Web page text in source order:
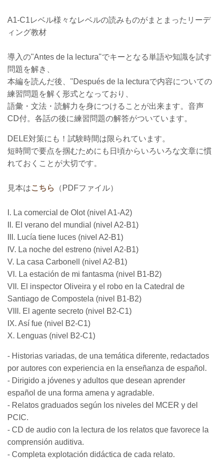
A1-C1レベル様々なレベルの読みものがまとまったリーデ
ィング教材
導入の"Antes de la lectura"でキーとなる単語や知識を試す
問題を解き、
本編を読んだ後、"Después de la lecturaで内容についての
練習問題を解く形式となっており、
語彙・文法・読解力を身につけることが出来ます。音声
CD付。各話の後に練習問題の解答がついています。
DELE対策にも！試験時間は限られています。
短時間で要点を掴むためにも日頃からいろいろな文章に慣
れておくことが大切です。
見本はこちら （PDFファイル）
I. La comercial de Olot (nivel A1-A2)
II. El verano del mundial (nivel A2-B1)
III. Lucía tiene luces (nivel A2-B1)
IV. La noche del estreno (nivel A2-B1)
V. La casa Carbonell
(nivel A2-B1)
VI. La estación de mi fantasma (nivel B1-B2)
VII. El inspector Oliveira y el robo en la Catedral de
Santiago de Compostela (nivel B1-B2)
VIII. El agente secreto (nivel B2-C1)
IX. Así fue (nivel B2-C1)
X. Lenguas (nivel B2-C1)
- Historias variadas, de una temática diferente, redactados
por autores con experiencia en la enseñanza de español.
- Dirigido a jóvenes y adultos que desean aprender
español de una forma amena y agradable.
- Relatos graduados según los niveles del MCER y del
PCIC.
- CD de audio con la lectura de los relatos que favorece la
comprensión auditiva.
- Completa explotación didáctica de cada relato.